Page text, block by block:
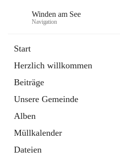
Winden am See
Navigation
Start
Herzlich willkommen
Beiträge
Unsere Gemeinde
Alben
Müllkalender
Dateien
Externe Webseite
in
Tab
Bebauungsplan
öffnet
in
neuem
Tab